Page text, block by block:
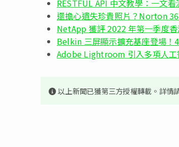
RESTFUL API 中文教學：一文
還擔心遺失珍貴照片？Norton
NetApp 獲評 2022 年第一季度
Belkin 三屏顯示擴充基座登場
Adobe Lightroom 引入多項人工
以上新聞已獲第三方授權轉載。詳情